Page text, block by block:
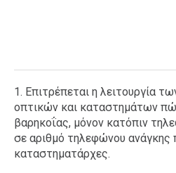
1. Επιτρέπεται η λειτουργία
οπτικών και καταστημάτων
βαρηκοΐας, μόνον κατόπιν
σε αριθμό τηλεφώνου ανάγκης
καταστηματάρχες.